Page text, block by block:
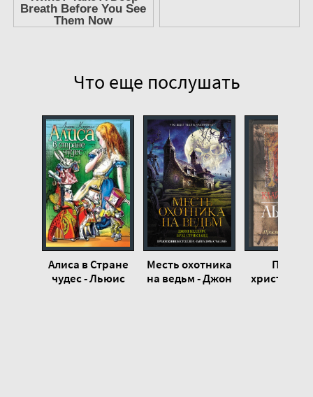
Месть охотника на ведьм 15
Что еще послушать
Алиса в Стране
чудес - Льюис
Месть охотника
на ведьм - Джон
Просто